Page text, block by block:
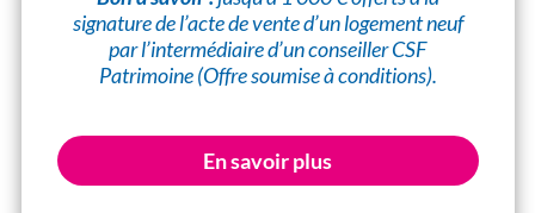
signature de l’acte de vente d’un logement neuf
par l’intermédiaire d’un conseiller CSF
Patrimoine (Offre soumise à conditions).
En savoir plus